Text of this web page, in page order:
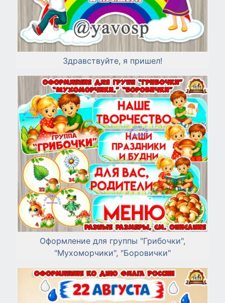
Здравствуйте, я пришел!
Оформление для группы "Грибочки",
"Мухоморчики", "Боровички"